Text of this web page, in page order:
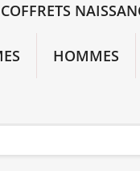
COFFRETS
HOMMES